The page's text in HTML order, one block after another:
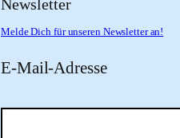
Newsletter
Melde Dich für unseren Newsletter an!
E-Mail-Adresse